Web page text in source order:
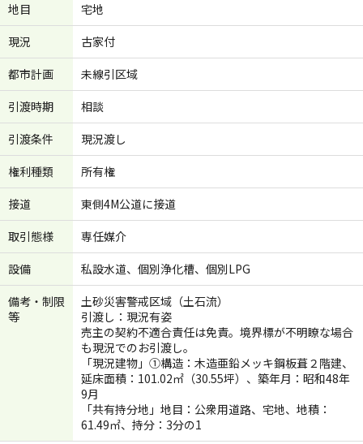
地目
宅地
現況
古家付
都市計画
未線引区域
引渡時期
相談
引渡条件
現況渡し
権利種類
所有権
接道
東側4M公道に接道
取引態様
専任媒介
設備
私設水道、個別浄化槽、個別LPG
備考・制限
等
土砂災害警戒区域（土石流）
引渡し：現況有姿
売主の契約不適合責任は免責。境界標が不明瞭な場合
も現況でのお引渡し。
「現況建物」①構造：木造亜鉛メッキ鋼板葺２階建、
延床面積：101.02㎡（30.55坪）、築年月：昭和48年
9月
「共有持分地」地目：公衆用道路、宅地、地積：
61.49㎡、持分：3分の1